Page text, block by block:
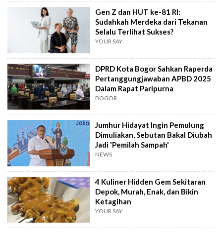
Gen Z dan HUT ke-81 RI:
Sudahkah Merdeka dari Tekanan
Selalu Terlihat Sukses?
YOUR SAY
DPRD Kota Bogor Sahkan Raperda
Pertanggungjawaban APBD 2025
Dalam Rapat Paripurna
BOGOR
Jumhur Hidayat Ingin Pemulung
Dimuliakan, Sebutan Bakal Diubah
Jadi 'Pemilah Sampah'
NEWS
4 Kuliner Hidden Gem Sekitaran
Depok, Murah, Enak, dan Bikin
Ketagihan
YOUR SAY